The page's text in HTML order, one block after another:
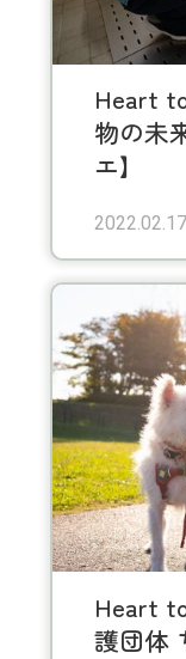
Heart
物の未
エ】
2022.02.17
Heart
護団体